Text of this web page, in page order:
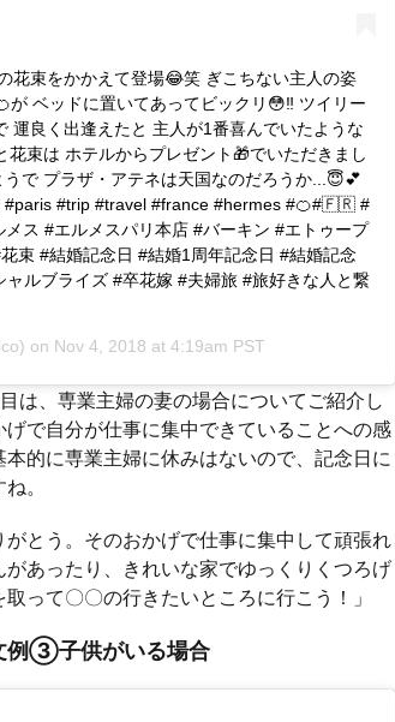
花束をかかえて登場😂笑 ぎこちない主人の姿
ベッドに置いてあってビックリ😳‼️ ツイリー
運良く出逢えたと 主人が1番喜んでいたような
束は ホテルからプレゼント🎁でいただきまし
で プラザ・アテネは天国なのだろうか...😇💕
#paris #trip #travel #france #hermes #🍊#🇫🇷 #
ス #エルメスパリ本店 #バーキン #エトゥープ
束 #結婚記念日 #結婚1周年記念日 #結婚記念
ルブライズ #卒花嫁 #夫婦旅 #旅好きな人と繋
on Nov 4, 2018 at 4:19am PST
は、専業主婦の妻の場合についてご紹介し
で自分が仕事に集中できていることへの感
的に専業主婦に休みはないので、記念日に
。
とう。そのおかげで仕事に集中して頑張れ
あったり、きれいな家でゆっくりくつろげ
って〇〇の行きたいところに行こう！」
例③子供がいる場合